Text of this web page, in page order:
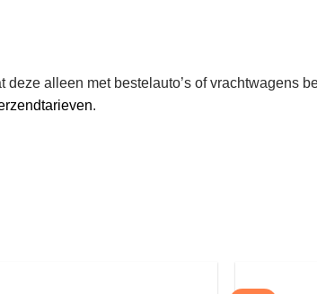
alleen met bestelauto’s of
.